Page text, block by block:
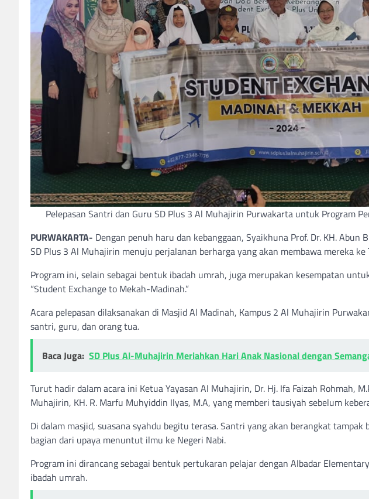
Pelepasan Santri dan Guru SD Plus 3 Al Muhajirin Purwakarta untuk Program
PURWAKARTA- Dengan penuh haru dan kebanggaan, Syaikhuna Prof. Dr. KH.
SD Plus 3 Al Muhajirin menuju perjalanan berharga yang akan membawa mereka
Program ini, selain sebagai bentuk ibadah umrah, juga merupakan kesempatan
“Student Exchange to Mekah-Madinah.”
Acara pelepasan dilaksanakan di Masjid Al Madinah, Kampus 2 Al Muhajirin
santri, guru, dan orang tua.
Baca Juga: SD Plus Al-Muhajirin Meriahkan Hari Anak Nasional dengan
Turut hadir dalam acara ini Ketua Yayasan Al Muhajirin, Dr. Hj. Ifa Faizah Rohmah,
Muhajirin, KH. R. Marfu Muhyiddin Ilyas, M.A, yang memberi tausiyah sebelum
Di dalam masjid, suasana syahdu begitu terasa. Santri yang akan berangkat
bagian dari upaya menuntut ilmu ke Negeri Nabi.
Program ini dirancang sebagai bentuk pertukaran pelajar dengan Albadar
ibadah umrah.